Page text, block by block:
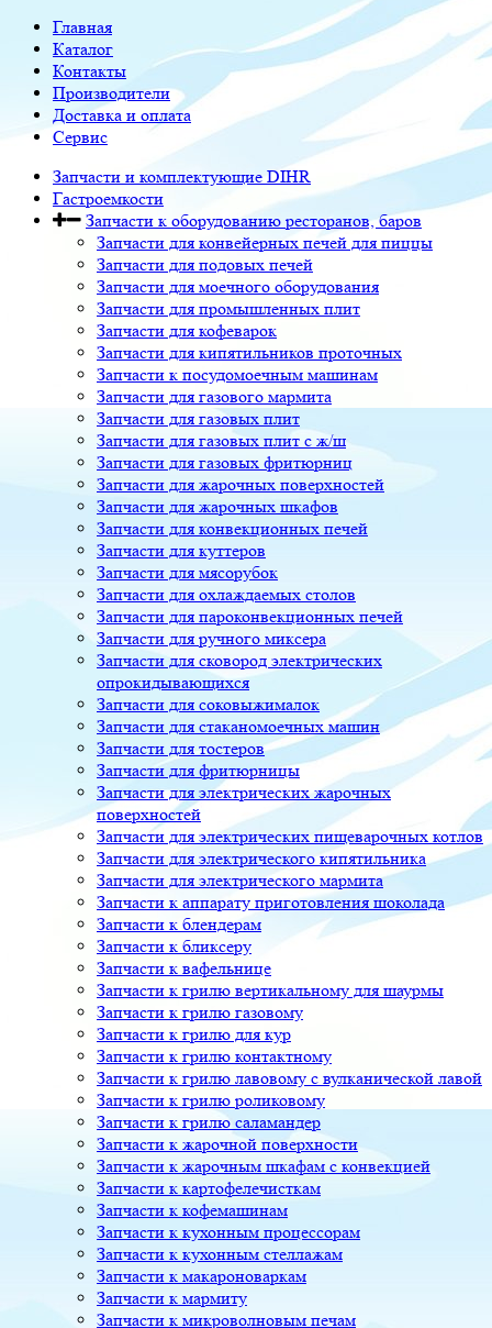
Главная
Каталог
Контакты
Производители
Доставка и оплата
Сервис
Запчасти и комплектующие DIHR
Гастроемкости
Запчасти к оборудованию ресторанов, баров
Запчасти для конвейерных печей для пиццы
Запчасти для подовых печей
Запчасти для моечного оборудования
Запчасти для промышленных плит
Запчасти для кофеварок
Запчасти для кипятильников проточных
Запчасти к посудомоечным машинам
Запчасти для газового мармита
Запчасти для газовых плит
Запчасти для газовых плит с ж/ш
Запчасти для газовых фритюрниц
Запчасти для жарочных поверхностей
Запчасти для жарочных шкафов
Запчасти для конвекционных печей
Запчасти для куттеров
Запчасти для мясорубок
Запчасти для охлаждаемых столов
Запчасти для пароконвекционных печей
Запчасти для ручного миксера
Запчасти для сковород электрических
опрокидывающихся
Запчасти для соковыжималок
Запчасти для стаканомоечных машин
Запчасти для тостеров
Запчасти для фритюрницы
Запчасти для электрических жарочных
поверхностей
Запчасти для электрических пищеварочных котлов
Запчасти для электрического кипятильника
Запчасти для электрического мармита
Запчасти к аппарату приготовления шоколада
Запчасти к блендерам
Запчасти к бликсеру
Запчасти к вафельнице
Запчасти к грилю вертикальному для шаурмы
Запчасти к грилю газовому
Запчасти к грилю для кур
Запчасти к грилю контактному
Запчасти к грилю лавовому с вулканической лавой
Запчасти к грилю роликовому
Запчасти к грилю саламандер
Запчасти к жарочной поверхности
Запчасти к жарочным шкафам с конвекцией
Запчасти к картофелечисткам
Запчасти к кофемашинам
Запчасти к кухонным процессорам
Запчасти к кухонным стеллажам
Запчасти к макароноваркам
Запчасти к мармиту
Запчасти к микроволновым печам